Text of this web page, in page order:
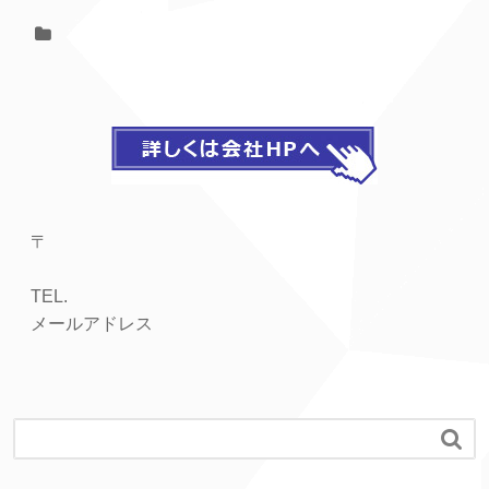
〒
TEL.
メールアドレス
